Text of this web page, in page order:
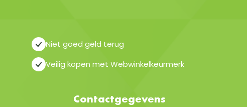
Niet goed geld terug
Veilig kopen met Webwinkelkeurmerk
Contactgegevens